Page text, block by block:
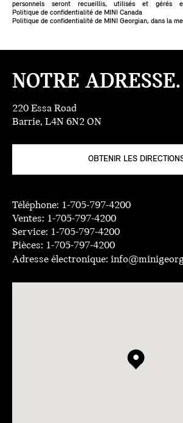
personnels seront recueillis, utilisés et gérés
Politique de confidentialité de MINI Canada
Politique de confidentialité de MINI Georgian, dans la
NOTRE ADRESSE.
220 Essa Road
Barrie, L4N 6N2 ON
OBTENIR LES
Téléphone: 1-705-797-4200
Ventes: 1-705-797-4200
Service: 1-705-797-4200
Pièces: 1-705-797-4200
Adresse électronique: